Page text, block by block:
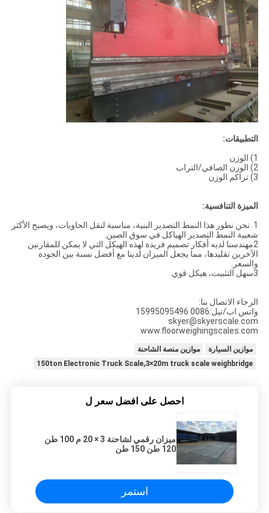
التطبيقات:
1) الوزن
2) الوزن الصافي/التراب
3) تراكم الوزن
الميزة التنافسية:
1. نحن نطور هذا النمط التصدير البنية، مناسبة لنقل الحاويات، ويصبح الأكثر
شعبية النمط التصدير الهياكل في سوق الصين.
2مهندسنا لديه أفكار تصميم فريدة لهذه الهيكل التي لا يمكن للمقارنين
الآخرين تقليدها، مما يجعل الميزان لدينا مع أفضل نسبة بين الجودة
والسعر.
3سهل التثبيت، هيكل قوي.
الرجاء الاتصال بنا:
واتس اب/تيل:0086 15995095496
skyer@skyerscale.com
www.floorweighingscales.com
موازين السيارة
موازين منصة الشاحنة
150ton Electronic Truck Scale,3×20m truck scale weighbridge
احصل على افضل سعر ل
ميزان رقمي لشاحنة 3 × 20 م 100 طن
120 طن 150 طن
استمر